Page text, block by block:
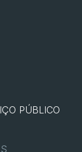
PÚBLICO